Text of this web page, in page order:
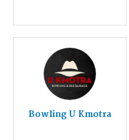
Bowling U Kmotra